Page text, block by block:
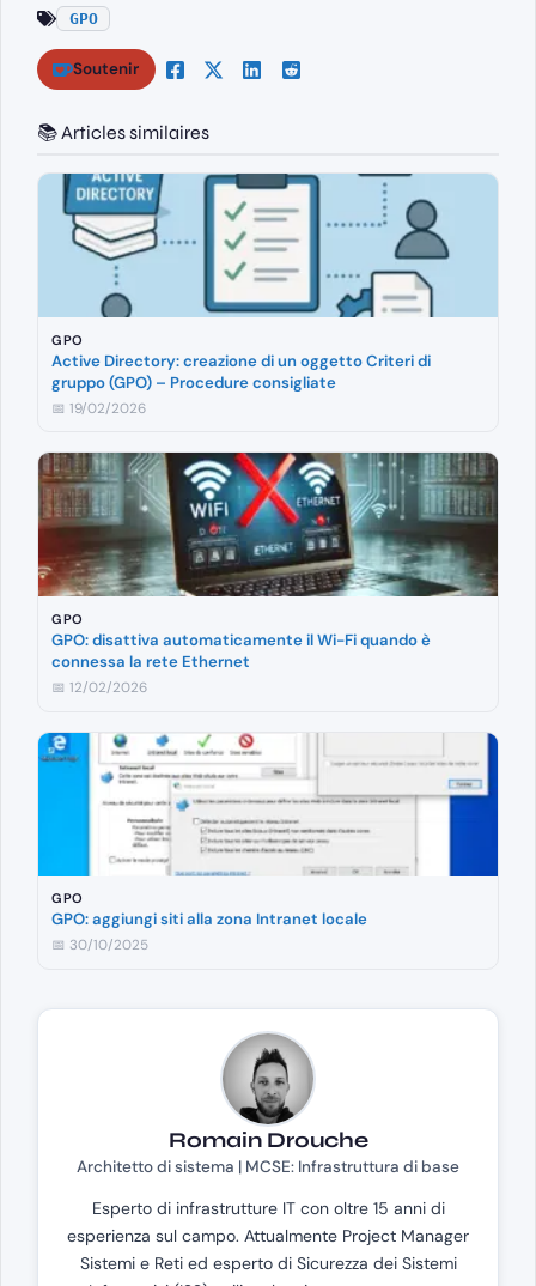
GPO
Soutenir
📚 Articles similaires
GPO
Active Directory: creazione di un oggetto Criteri di
gruppo (GPO) – Procedure consigliate
📅 19/02/2026
GPO
GPO: disattiva automaticamente il Wi-Fi quando è
connessa la rete Ethernet
📅 12/02/2026
GPO
GPO: aggiungi siti alla zona Intranet locale
📅 30/10/2025
Romain Drouche
Architetto di sistema | MCSE: Infrastruttura di base
Esperto di infrastrutture IT con oltre 15 anni di
esperienza sul campo. Attualmente Project Manager
Sistemi e Reti ed esperto di Sicurezza dei Sistemi